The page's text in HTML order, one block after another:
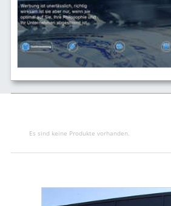
Es sind keine Produkte vorhanden.